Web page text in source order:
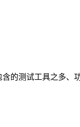
的测试工具之多、